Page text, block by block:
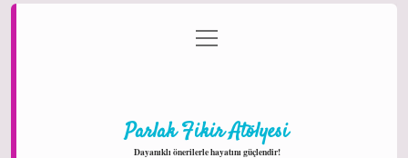
Gizlilik Politikası
menüyü
aç
Parlak Fikir Atölyesi
Dayanıklı önerilerle hayatını güçlendir!